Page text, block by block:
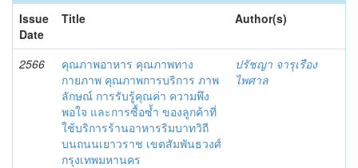
Issue
Date
Title Author(s)
2566
คุณภาพอาหาร คุณภาพทาง
กายภาพ คุณภาพการบริการ ภาพ
ลักษณ์ การรับรู้คุณค่า ความพึง
พอใจ และการซื้อซ้ำ ของลูกค้าที่
ใช้บริการร้านอาหารริมบาทวิถี
บนถนนเยาวราช เขตสัมพันธวงศ์
กรุงเทพมหานคร
ปรัชญา จารุเรือง
ไพศาล